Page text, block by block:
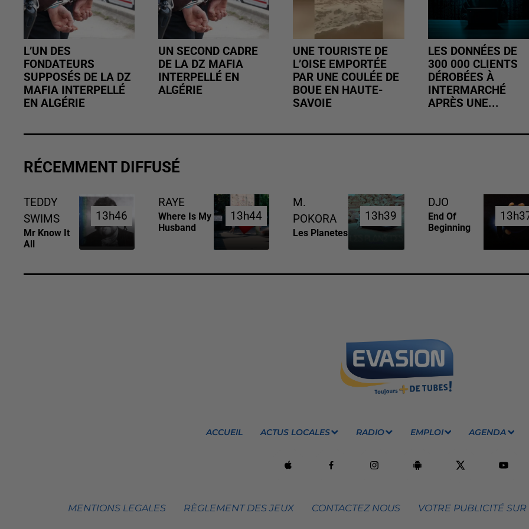
L’UN DES
FONDATEURS
SUPPOSÉS DE LA DZ
MAFIA INTERPELLÉ
EN ALGÉRIE
UN SECOND CADRE
DE LA DZ MAFIA
INTERPELLÉ EN
ALGÉRIE
UNE TOURISTE DE
L’OISE EMPORTÉE
PAR UNE COULÉE DE
BOUE EN HAUTE-
SAVOIE
LES DONNÉES DE
300 000 CLIENTS
DÉROBÉES À
INTERMARCHÉ
APRÈS UNE...
RÉCEMMENT DIFFUSÉ
TEDDY
SWIMS
Mr Know It
All
13h46
13h46
RAYE
Where Is My
Husband
13h44
13h44
M.
POKORA
Les Planetes
13h39
13h39
DJO
End Of
Beginning
ACCUEIL ACTUS LOCALES RADIO EMPLOI AGENDA
MENTIONS LEGALES RÈGLEMENT DES JEUX CONTACTEZ NOUS VOTRE PUBLICITÉ